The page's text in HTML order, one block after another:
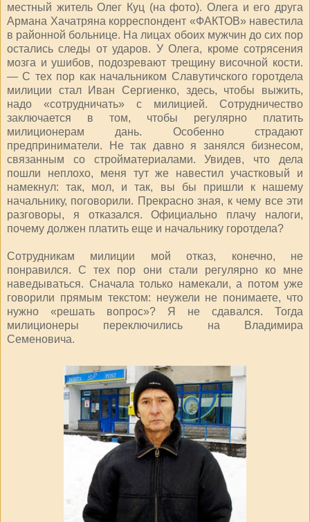
местный житель Олег Куц (на фото). Олега и его друга
Армана Хачатряна корреспондент «ФАКТОВ» навестила
в районной больнице. На лицах обоих мужчин до сих пор
остались следы от ударов. У Олега, кроме сотрясения
мозга и ушибов, подозревают трещину височной кости.
— С тех пор как начальником Славутичского горотдела
милиции стал Иван Сергиенко, здесь, чтобы выжить,
надо «сотрудничать» с милицией. Сотрудничество
заключается в том, чтобы регулярно платить
милиционерам дань. Особенно страдают
предприниматели. Не так давно я занялся бизнесом,
связанным со стройматериалами. Увидев, что дела
пошли неплохо, меня тут же навестил участковый и
намекнул: так, мол, и так, вы бы пришли к нашему
начальнику, поговорили. Прекрасно зная, к чему все эти
разговоры, я отказался. Официально плачу налоги,
почему должен платить еще и начальнику горотдела?
Сотрудникам милиции мой отказ, конечно, не
понравился. С тех пор они стали регулярно ко мне
наведываться. Сначала только намекали, а потом уже
говорили прямым текстом: неужели не понимаете, что
нужно «решать вопрос»? Я не сдавался. Тогда
милиционеры переключились на Владимира
Семеновича.